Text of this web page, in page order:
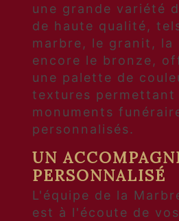
une grande variété
de haute qualité,
marbre, le granit, la
encore le bronze,
une palette de
textures permettant
monuments
personnalisés.
UN
PERSONNALISÉ
L'équipe de la
est à l'écoute de